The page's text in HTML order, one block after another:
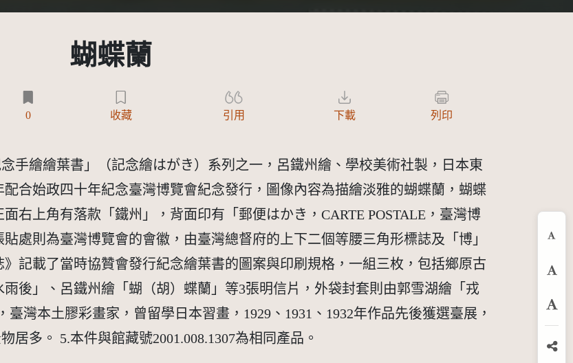
蝴蝶蘭
0 收藏 引用 下載 列印
手繪繪葉書」（記念繪はがき）系列之一，呂鐵州繪、學校美術社製，日本東
合始政四十年紀念臺灣博覽會紀念發行，圖像內容為描繪淡雅的蝴蝶蘭，蝴蝶
右上角有落款「鐵州」，背面印有「郵便はかき，CARTE POSTALE，臺灣博
處則為臺灣博覽會的會徽，由臺灣總督府的上下二個等腰三角形標誌及「博」
記載了當時協贊會發行紀念繪葉書的圖案與印刷規格，一組三枚，包括鄉原古
後」、呂鐵州繪「蝴（胡）蝶蘭」等3張明信片，外袋封套則由郭雪湖繪「戎
臺灣本土膠彩畫家，曾留學日本習畫，1929、1931、1932年作品先後獲選臺展，
多。 5.本件與館藏號2001.008.1307為相同產品。
放
分